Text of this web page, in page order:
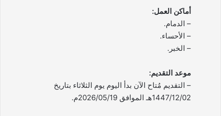
أماكن العمل:
– الدمام.
– الأحساء.
– الخبر.
موعد التقديم:
– التقديم مُتاح الآن بدأ اليوم يوم الثلاثاء بتاريخ
1447/12/02هـ الموافق 2026/05/19م.